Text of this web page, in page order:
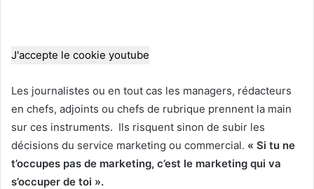
J'accepte le cookie youtube
Les journalistes ou en tout cas les managers, rédacteurs
en chefs, adjoints ou chefs de rubrique prennent la main
sur ces instruments. Ils risquent sinon de subir les
décisions du service marketing ou commercial. « Si tu ne
t’occupes pas de marketing, c’est le marketing qui va
s’occuper de toi ».